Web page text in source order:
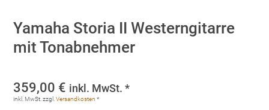
Yamaha Storia II Westerngitarre
mit Tonabnehmer
359,00 € inkl. MwSt. *
inkl. MwSt. zzgl.Versandkosten *